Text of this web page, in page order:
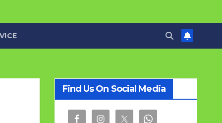
Find Us On Social Media